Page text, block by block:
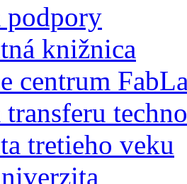
podpory
knižnica
centrum
transferu
tretieho veku